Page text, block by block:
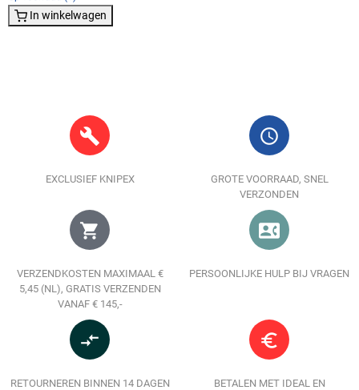
In winkelwagen
build
EXCLUSIEF KNIPEX
query_builder
GROTE VOORRAAD, SNEL
VERZONDEN
shopping_cart
VERZENDKOSTEN MAXIMAAL €
5,45 (NL), GRATIS VERZENDEN
VANAF € 145,-
contact_phone
PERSOONLIJKE HULP BIJ VRAGEN
compare_arrows
RETOURNEREN BINNEN 14 DAGEN
euro_symbol
BETALEN MET IDEAL EN